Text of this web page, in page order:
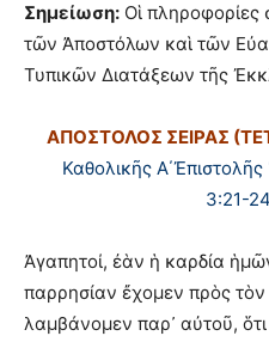
Σημείωση: Οἱ πληροφορίες
τῶν Ἀποστόλων καὶ τῶν
Τυπικῶν Διατάξεων τῆς
ΑΠΟΣΤΟΛΟΣ ΣΕΙΡΑΣ
Καθολικῆς
3:21-
Ἀγαπητοί, ἐὰν ἡ καρδία
παρρησίαν ἔχομεν πρὸς
λαμβάνομεν παρ᾽ αὐτοῦ,